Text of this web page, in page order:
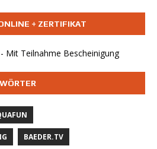
+ ZERTIFIKAT
BAEDER.TV